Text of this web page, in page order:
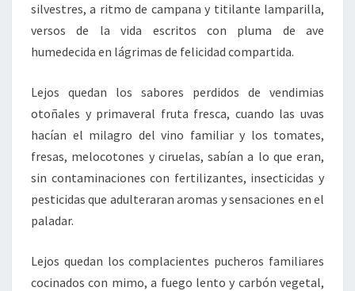
silvestres, a ritmo de campana y titilante lamparilla,
versos de la vida escritos con pluma de ave
humedecida en lágrimas de felicidad compartida.
Lejos quedan los sabores perdidos de vendimias
otoñales y primaveral fruta fresca, cuando las uvas
hacían el milagro del vino familiar y los tomates,
fresas, melocotones y ciruelas, sabían a lo que eran,
sin contaminaciones con fertilizantes, insecticidas y
pesticidas que adulteraran aromas y sensaciones en el
paladar.
Lejos quedan los complacientes pucheros familiares
cocinados con mimo, a fuego lento y carbón vegetal,